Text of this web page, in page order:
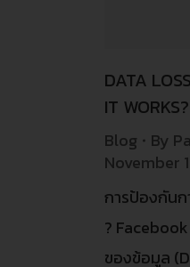
DATA
IT WORKS?
Blog By
November
การป้องกัน
?
ของข้อมูล